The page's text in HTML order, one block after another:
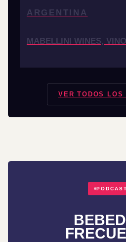
ARGENTINA
MABELLINI WINES,
VER TODOS
PODCAST